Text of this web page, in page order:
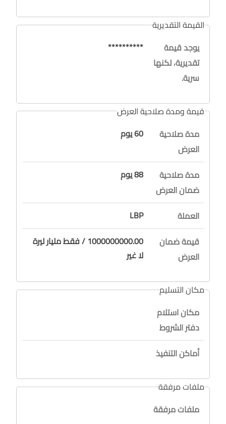
القيمة التقديرية
يوجد قيمة
تقديرية، لكنها
سرية.
**********
قيمة ومدة صلاحية العرض
مدة صلاحية
العرض
60 يوم
مدة صلاحية
ضمان العرض
88 يوم
العملة
LBP
قيمة ضمان
العرض
1000000000.00 / فقط مليار ليرة
لا غير
مكان التسليم
مكان استلام
دفتر الشروط
أماكن التنفيذ
ملفات مرفقة
ملفات مرفقة